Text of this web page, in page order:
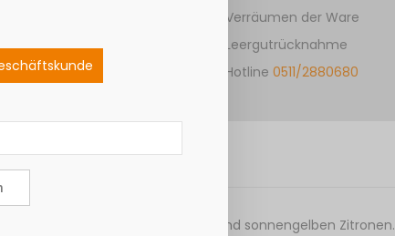
Verräumen der Ware
Leergutrücknahme
Hotline 0511/2880680
grünen Limetten und sonnengelben Zitronen.